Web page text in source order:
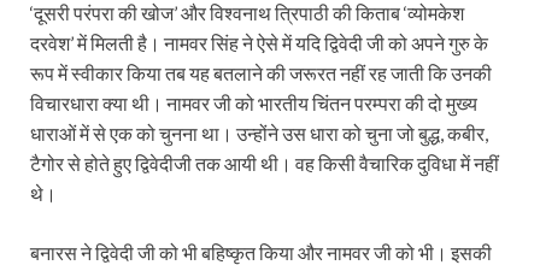
‘दूसरी परंपरा की खोज’ और विश्वनाथ त्रिपाठी की किताब ‘व्योमकेश
दरवेश’ में मिलती है। नामवर सिंह ने ऐसे में यदि द्विवेदी जी को अपने गुरु के
रूप में स्वीकार किया तब यह बतलाने की जरूरत नहीं रह जाती कि उनकी
विचारधारा क्या थी। नामवर जी को भारतीय चिंतन परम्परा की दो मुख्य
धाराओं में से एक को चुनना था। उन्होंने उस धारा को चुना जो बुद्ध, कबीर,
टैगोर से होते हुए द्विवेदीजी तक आयी थी। वह किसी वैचारिक दुविधा में नहीं
थे।
बनारस ने द्विवेदी जी को भी बहिष्कृत किया और नामवर जी को भी। इसकी